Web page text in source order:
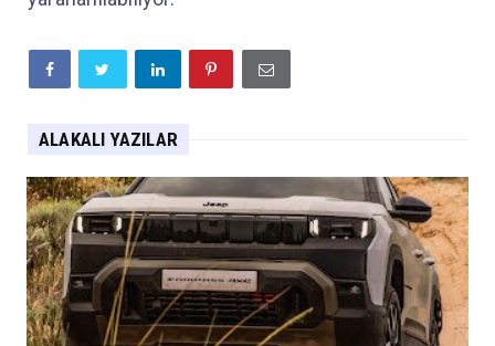
ALAKALI YAZILAR